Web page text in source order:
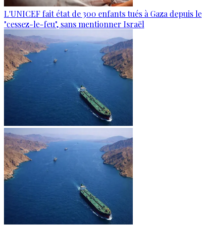
L'UNICEF fait état de 300 enfants tués à Gaza depuis le
"cessez-le-feu", sans mentionner Israël